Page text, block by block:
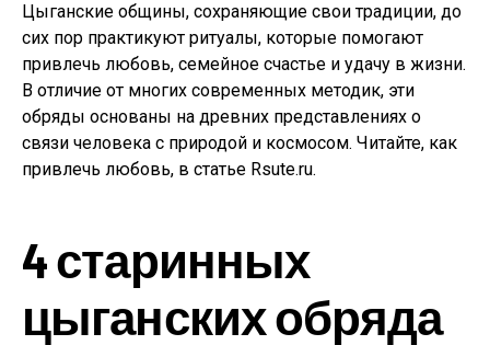
Цыганские общины, сохраняющие свои традиции, до
сих пор практикуют ритуалы, которые помогают
привлечь любовь, семейное счастье и удачу в жизни.
В отличие от многих современных методик, эти
обряды основаны на древних представлениях о
связи человека с природой и космосом. Читайте, как
привлечь любовь, в статье Rsute.ru.
4 старинных
цыганских обряда